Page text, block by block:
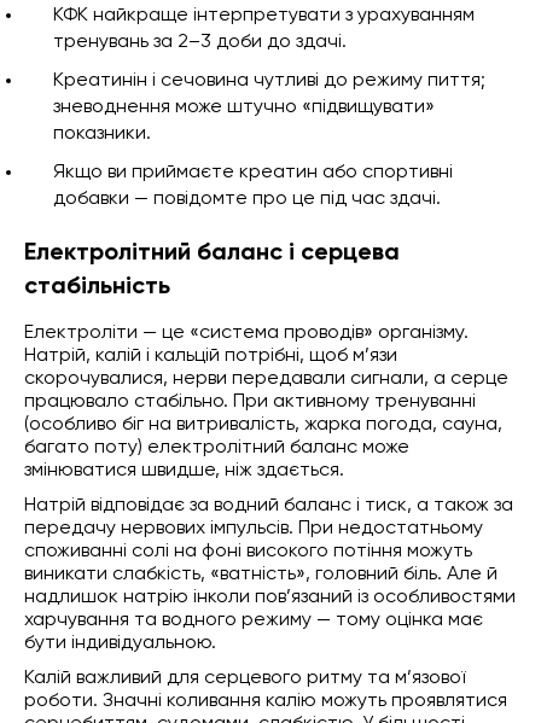
КФК найкраще інтерпретувати з урахуванням
тренувань за 2–3 доби до здачі.
Креатинін і сечовина чутливі до режиму пиття;
зневоднення може штучно «підвищувати»
показники.
Якщо ви приймаєте креатин або спортивні
добавки — повідомте про це під час здачі.
Електролітний баланс і серцева
стабільність
Електроліти — це «система проводів» організму.
Натрій, калій і кальцій потрібні, щоб м’язи
скорочувалися, нерви передавали сигнали, а серце
працювало стабільно. При активному тренуванні
(особливо біг на витривалість, жарка погода, сауна,
багато поту) електролітний баланс може
змінюватися швидше, ніж здається.
Натрій відповідає за водний баланс і тиск, а також за
передачу нервових імпульсів. При недостатньому
споживанні солі на фоні високого потіння можуть
виникати слабкість, «ватність», головний біль. Але й
надлишок натрію інколи пов’язаний із особливостями
харчування та водного режиму — тому оцінка має
бути індивідуальною.
Калій важливий для серцевого ритму та м’язової
роботи. Значні коливання калію можуть проявлятися